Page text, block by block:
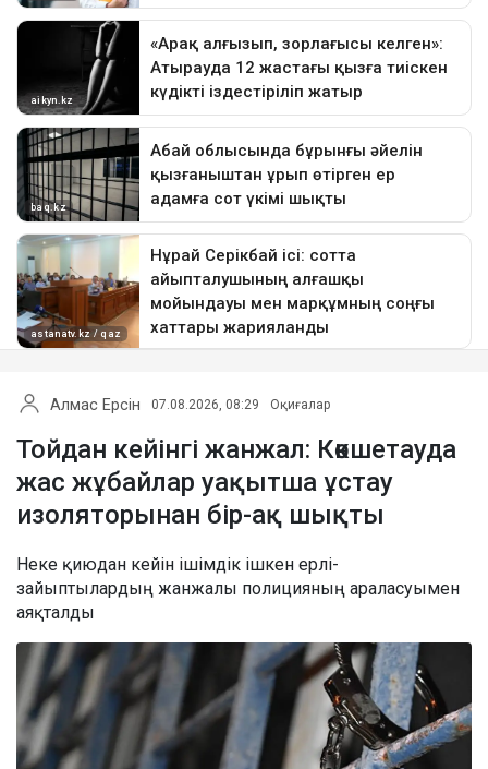
Алмас Ерсін 07.08.2026, 08:29 Оқиғалар
Тойдан кейінгі жанжал: Көкшетауда
жас жұбайлар уақытша ұстау
изоляторынан бір-ақ шықты
Неке қиюдан кейін ішімдік ішкен ерлі-
зайыптылардың жанжалы полицияның араласуымен
аяқталды